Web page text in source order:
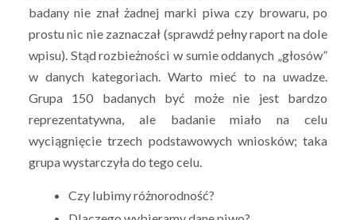
badany nie znał żadnej marki piwa czy browaru, po
prostu nic nie zaznaczał (sprawdź pełny raport na dole
wpisu). Stąd rozbieżności w sumie oddanych „głosów”
w danych kategoriach. Warto mieć to na uwadze.
Grupa 150 badanych być może nie jest bardzo
reprezentatywna, ale badanie miało na celu
wyciągnięcie trzech podstawowych wniosków; taka
grupa wystarczyła do tego celu.
Czy lubimy różnorodność?